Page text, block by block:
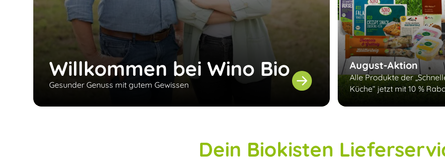
Willkommen bei Wino Bio
Gesunder Genuss mit gutem Gewissen
August-Aktion
Alle Produkte der
Küche“ jetzt mit 10 %
Dein Biokisten